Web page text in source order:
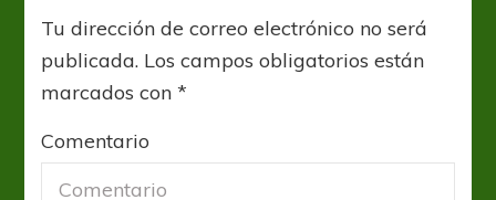
Tu dirección de correo electrónico no será
publicada. Los campos obligatorios están
marcados con*
Comentario